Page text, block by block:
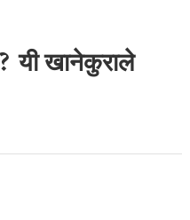
यी खानेकुराले